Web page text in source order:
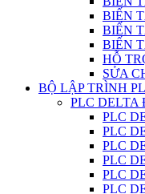
BIẾN
BIẾN
BIẾN
HỖ
SỬA
BỘ LẬP TRÌNH
PLC
PLC
PLC
PLC
PLC
PLC
PLC